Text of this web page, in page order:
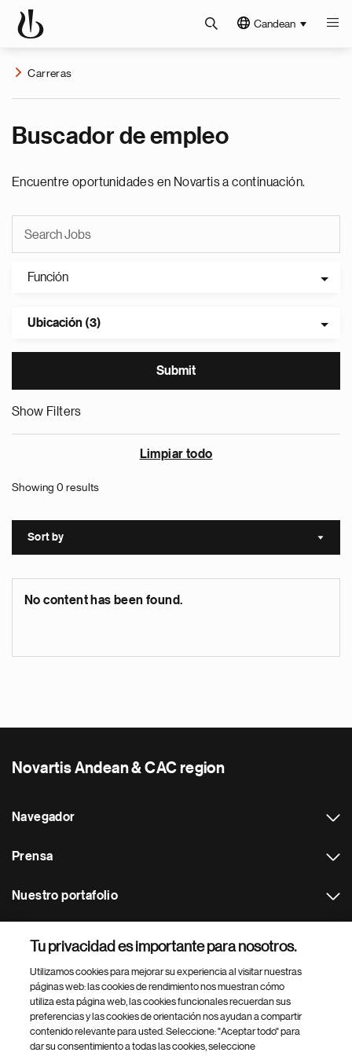
Candean
Carreras
Buscador de empleo
Encuentre oportunidades en Novartis a continuación.
Función
Ubicación (3)
Show Filters
Limpiar todo
Showing 0 results
Sort by Sort
No content has been found.
Novartis Andean & CAC region
Navegador
Prensa
Nuestro portafolio
Footer Site Search
Tu privacidad es importante para nosotros.
Utilizamos cookies para mejorar su experiencia al visitar nuestras
páginas web: las cookies de rendimiento nos muestran cómo
utiliza esta página web, las cookies funcionales recuerdan sus
preferencias y las cookies de orientación nos ayudan a compartir
contenido relevante para usted. Seleccione: "Aceptar todo" para
dar su consentimiento a todas las cookies, seleccione